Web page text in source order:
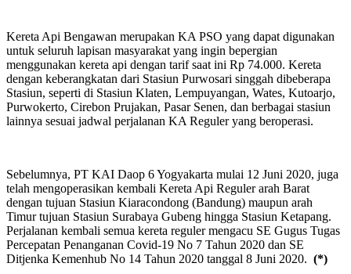
Kereta Api Bengawan merupakan KA PSO yang dapat digunakan
untuk seluruh lapisan masyarakat yang ingin bepergian
menggunakan kereta api dengan tarif saat ini Rp 74.000. Kereta
dengan keberangkatan dari Stasiun Purwosari singgah dibeberapa
Stasiun, seperti di Stasiun Klaten, Lempuyangan, Wates, Kutoarjo,
Purwokerto, Cirebon Prujakan, Pasar Senen, dan berbagai stasiun
lainnya sesuai jadwal perjalanan KA Reguler yang beroperasi.
Sebelumnya, PT KAI Daop 6 Yogyakarta mulai 12 Juni 2020, juga
telah mengoperasikan kembali Kereta Api Reguler arah Barat
dengan tujuan Stasiun Kiaracondong (Bandung) maupun arah
Timur tujuan Stasiun Surabaya Gubeng hingga Stasiun Ketapang.
Perjalanan kembali semua kereta reguler mengacu SE Gugus Tugas
Percepatan Penanganan Covid-19 No 7 Tahun 2020 dan SE
Ditjenka Kemenhub No 14 Tahun 2020 tanggal 8 Juni 2020. (*)